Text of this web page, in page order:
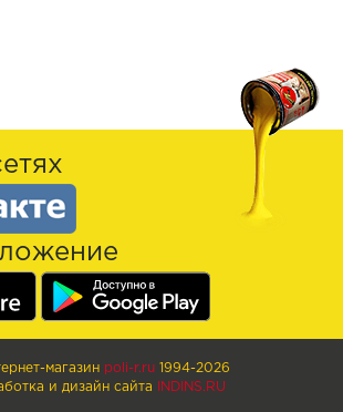
магазин poli-r.ru1994-2026
и дизайн сайта
INDINS.RU